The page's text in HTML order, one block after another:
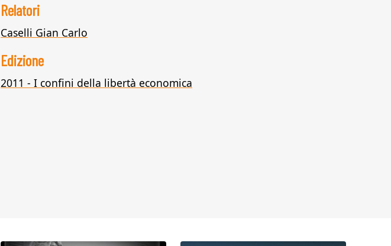
Relatori
Caselli Gian Carlo
Edizione
2011 - I confini della libertà economica